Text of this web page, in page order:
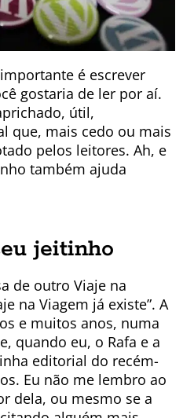
é escrever
gostaria de ler por aí.
útil,
que, mais cedo ou mais
pelos leitores. Ah, e
também ajuda
jeitinho
de outro Viaje na
na Viagem já existe”. A
e muitos anos, numa
quando eu, o Rafa e a
editorial do recém-
Eu não me lembro ao
dela, ou mesmo se a